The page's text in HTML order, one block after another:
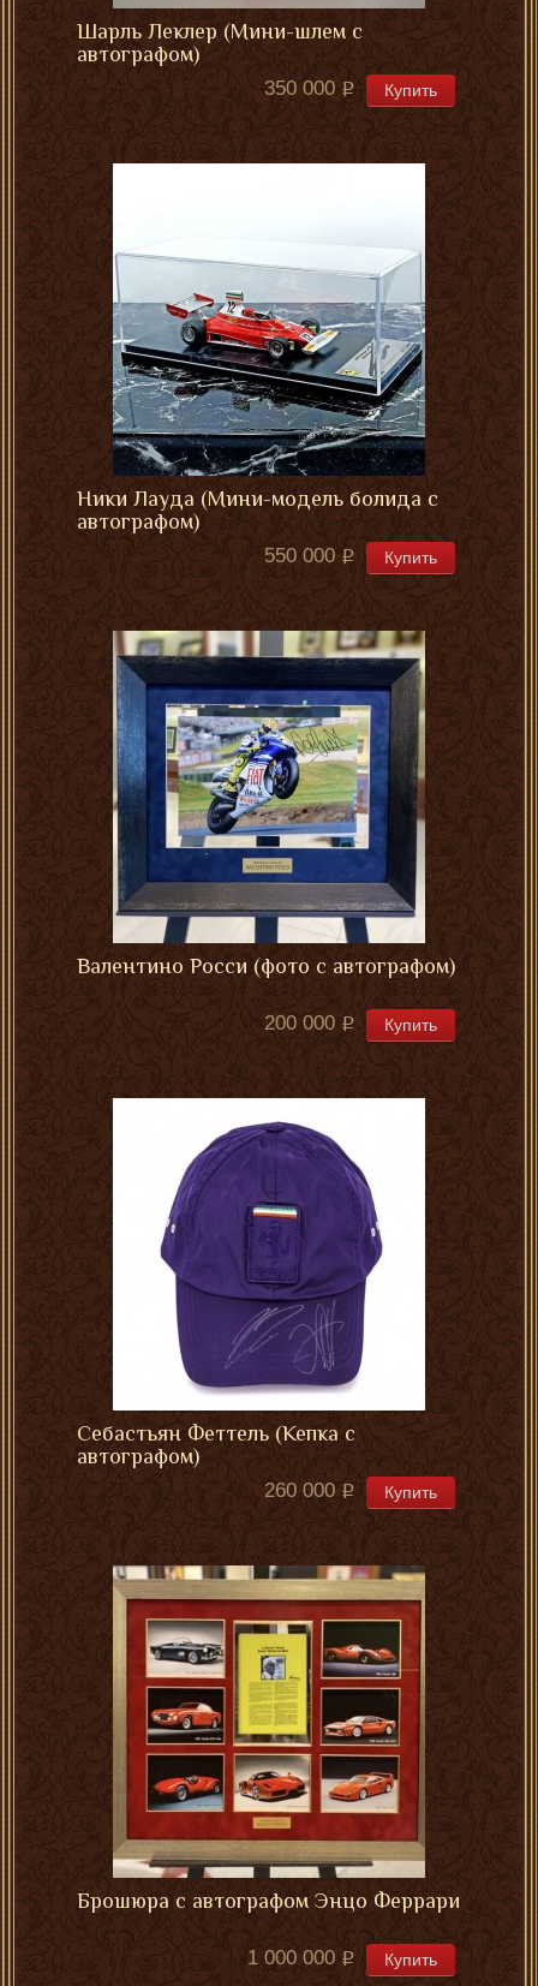
Шарль Леклер (Мини-шлем с
автографом)
350 000 Купить
Ники Лауда (Мини-модель болида с
автографом)
550 000 Купить
Валентино Росси (фото с автографом)
200 000 Купить
Себастьян Феттель (Кепка с
автографом)
260 000 Купить
Брошюра с автографом Энцо Феррари
1 000 000 Купить